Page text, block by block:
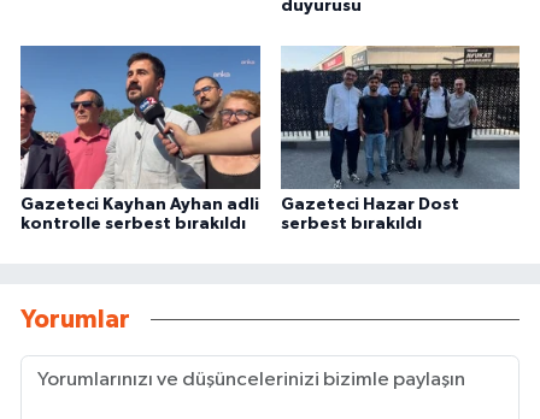
duyurusu
Gazeteci Kayhan Ayhan adli
kontrolle serbest bırakıldı
Gazeteci Hazar Dost
serbest bırakıldı
Yorumlar